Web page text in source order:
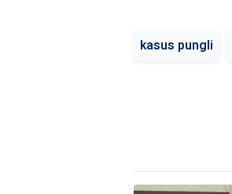
kasus pungli